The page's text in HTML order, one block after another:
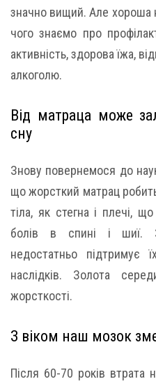
значно вищий. Але хороша
чого знаємо про
активність, здорова їжа,
алкоголю.
Від матраца може
сну
Знову повернемося до
що жорсткий матрац
тіла, як стегна і плечі,
болів в спині і шиї.
недостатньо
наслідків. Золота
жорсткості.
З віком наш мозок
Після 60-70 років втрата